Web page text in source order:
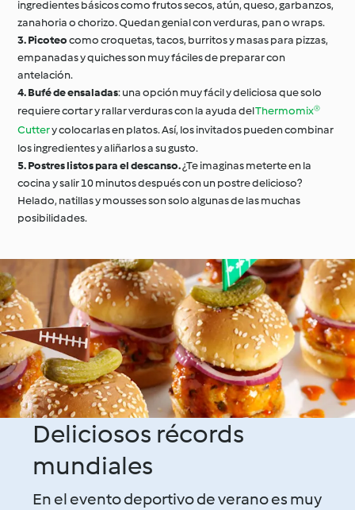
ingredientes básicos como frutos secos, atún, queso, garbanzos,
zanahoria o chorizo. Quedan genial con verduras, pan o wraps.
3.Picoteocomo croquetas, tacos, burritos y masas para pizzas,
empanadas y quiches son muy fáciles de preparar con
antelación.
4.Bufé de ensaladas: una opción muy fácil y deliciosa que solo
requiere cortar y rallar verduras con la ayuda delThermomix®
Cuttery colocarlas en platos. Así, los invitados pueden combinar
los ingredientes y aliñarlos a su gusto.
5.Postres listos para el descanso.¿Te imaginas meterte en la
cocina y salir 10 minutos después con un postre delicioso?
Helado, natillas y mousses son solo algunas de las muchas
posibilidades.
Deliciosos récords
mundiales
En el evento deportivo de verano es muy